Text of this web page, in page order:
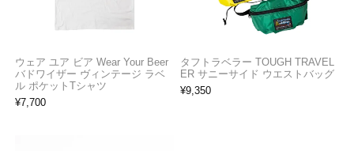
ウェア ユア ビア Wear Your Beer
バドワイザー ヴィンテージ ラベ
ル ポケットTシャツ
¥7,700
タフトラベラー TOUGH TRAVEL
ER サニーサイド ウエストバッグ
¥9,350